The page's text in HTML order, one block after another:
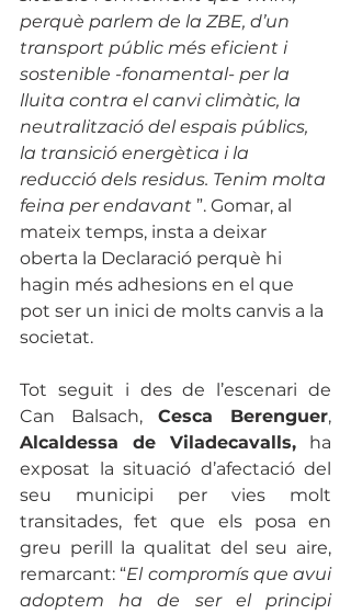
perquè parlem de la ZBE, d’un
transport públic més eficient i
sostenible -fonamental- per la
lluita contra el canvi climàtic, la
neutralització del espais públics,
la transició energètica i la
reducció dels residus. Tenim molta
feina per endavant ”. Gomar, al
mateix temps, insta a deixar
oberta la Declaració perquè hi
hagin més adhesions en el que
pot ser un inici de molts canvis a la
societat.
Tot seguit i des de l’escenari de
Can Balsach, Cesca Berenguer
Alcaldessa de Viladecavalls, ha
exposat la situació d’afectació del
seu municipi per vies molt
transitades, fet que els posa en
greu perill la qualitat del seu aire,
remarcant: “El compromís que avui
adoptem ha de ser el principi